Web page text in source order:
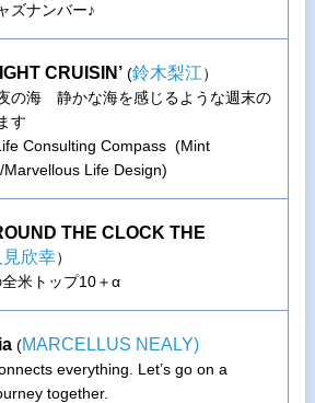
ズナンバー♪
CRUISIN’(鈴木梨江）
の海 静かな海を感じるような週末の
す
Consulting Compass (Mint
Marvellous Life Design)
THE CLOCK THE
見欣幸）
全米トップ10＋α
(MARCELLUS NEALY)
everything. Let’s go on a
together.